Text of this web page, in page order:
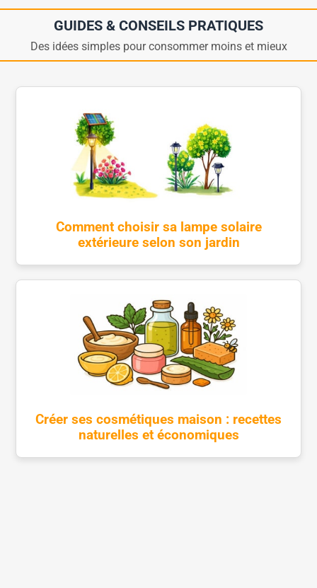
GUIDES & CONSEILS PRATIQUES
Des idées simples pour consommer moins et mieux
Comment choisir sa lampe solaire
extérieure selon son jardin
Créer ses cosmétiques maison : recettes
naturelles et économiques